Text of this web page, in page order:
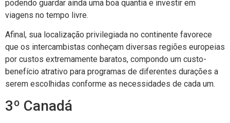
podendo guardar ainda uma boa quantia e investir em
viagens no tempo livre.
Afinal, sua localização privilegiada no continente favorece
que os intercambistas conheçam diversas regiões europeias
por custos extremamente baratos, compondo um custo-
benefício atrativo para programas de diferentes durações a
serem escolhidas conforme as necessidades de cada um.
3º Canadá